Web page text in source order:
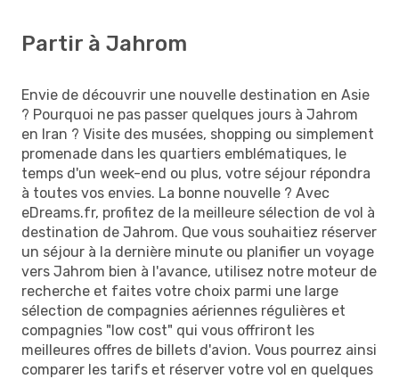
Partir à Jahrom
Envie de découvrir une nouvelle destination en Asie
? Pourquoi ne pas passer quelques jours à Jahrom
en Iran ? Visite des musées, shopping ou simplement
promenade dans les quartiers emblématiques, le
temps d'un week-end ou plus, votre séjour répondra
à toutes vos envies. La bonne nouvelle ? Avec
eDreams.fr, profitez de la meilleure sélection de vol à
destination de Jahrom. Que vous souhaitiez réserver
un séjour à la dernière minute ou planifier un voyage
vers Jahrom bien à l'avance, utilisez notre moteur de
recherche et faites votre choix parmi une large
sélection de compagnies aériennes régulières et
compagnies "low cost" qui vous offriront les
meilleures offres de billets d'avion. Vous pourrez ainsi
comparer les tarifs et réserver votre vol en quelques